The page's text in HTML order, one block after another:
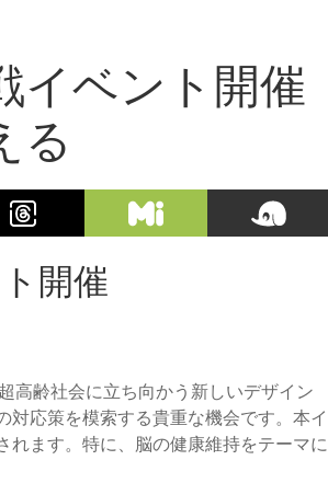
イベント開催
る
開催
高齢社会に立ち向かう新しいデザイン
応策を模索する貴重な機会です。本イ
れます。特に、脳の健康維持をテーマに